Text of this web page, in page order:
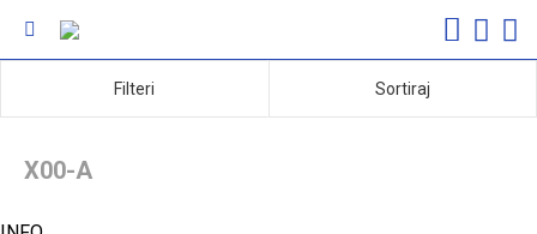
Filteri Sortiraj
X00-A